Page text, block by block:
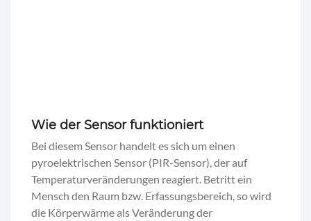
Wie der Sensor funktioniert
Bei diesem Sensor handelt es sich um einen
pyroelektrischen Sensor (PIR-Sensor), der auf
Temperaturveränderungen reagiert. Betritt ein
Mensch den Raum bzw. Erfassungsbereich, so wird
die Körperwärme als Veränderung der